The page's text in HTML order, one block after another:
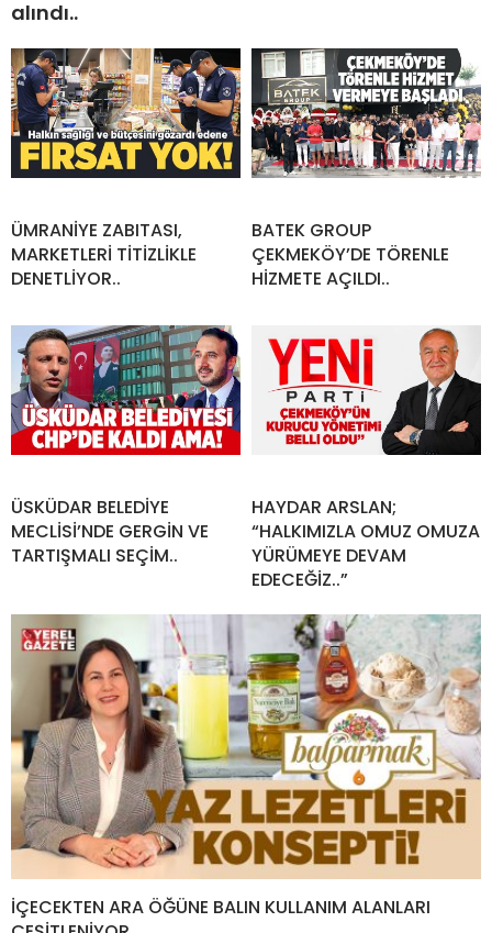
alındı..
ÜMRANİYE ZABITASI,
MARKETLERİ TİTİZLİKLE
DENETLİYOR..
BATEK GROUP
ÇEKMEKÖY’DE TÖRENLE
HİZMETE AÇILDI..
ÜSKÜDAR BELEDİYE
MECLİSİ’NDE GERGİN VE
TARTIŞMALI SEÇİM..
HAYDAR ARSLAN;
“HALKIMIZLA OMUZ OMUZA
YÜRÜMEYE DEVAM
EDECEĞİZ..”
İÇECEKTEN ARA ÖĞÜNE BALIN KULLANIM ALANLARI